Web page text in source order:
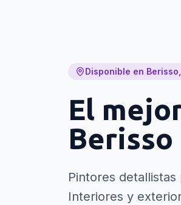
Disponible en
El
Berisso
Pintores
Interiores y